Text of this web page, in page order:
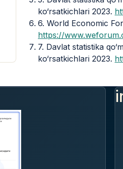
ko‘rsatkichlari 2023.
6. World Economic
https://
7. Davlat statistika
ko‘rsatkichlari 2023.